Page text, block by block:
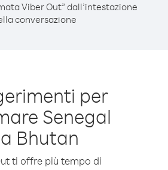
Viber Out” dall’intestazione
conversazione
per
Senegal
Bhutan
ti offre più tempo di